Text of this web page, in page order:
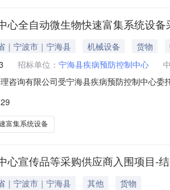
心全自动微生物快速富集系统设
｜宁波市｜宁海县 机械设备 货物
招标单位： 宁海县疾病预防控制中心
咨询有限公司受宁海县疾病预防控制中心
一宁海县疾病预防控制中心全自动微生物
富集系统设备
心宣传品等采购供应商入围项目-
｜宁波市｜宁海县 其他
货物